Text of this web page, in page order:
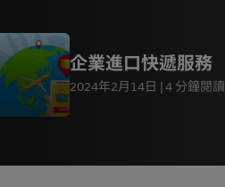
企業進口快遞服務
2024年2月14日 4 分鐘閱讀